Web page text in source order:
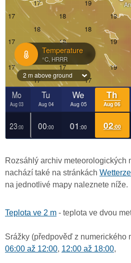
Rozsáhlý archiv meteorologických
nachází také na stránkách
na jednotlivé mapy naleznete níže.
Teplota ve 2 m - teplota ve dvou
Srážky (předpověď z numerického
06:00 až 12:00, 12:00 až 18:00,